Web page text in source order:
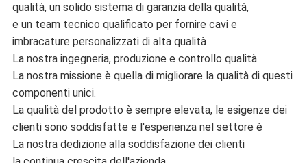
qualità, un solido sistema di garanzia della qualità,
e un team tecnico qualificato per fornire cavi e
imbracature personalizzati di alta qualità
La nostra ingegneria, produzione e controllo qualità
La nostra missione è quella di migliorare la qualità di questi
componenti unici.
La qualità del prodotto è sempre elevata, le esigenze dei
clienti sono soddisfatte e l'esperienza nel settore è
La nostra dedizione alla soddisfazione dei clienti